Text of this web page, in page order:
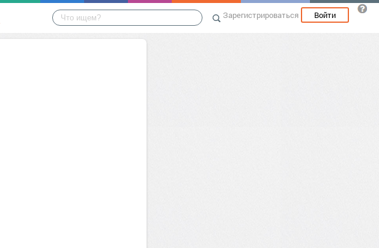
Зарегистрироваться Войти